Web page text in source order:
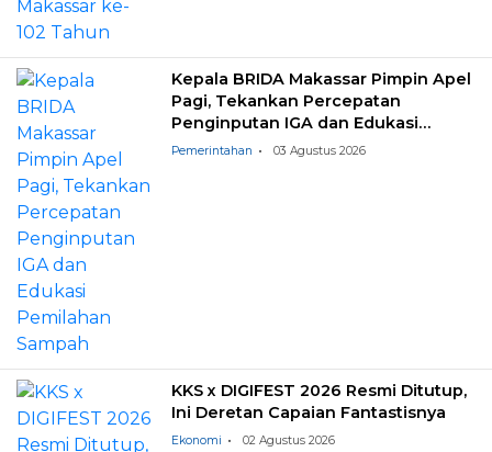
Kepala BRIDA Makassar Pimpin Apel
Pagi, Tekankan Percepatan
Penginputan IGA dan Edukasi
Pemilahan Sampah
Pemerintahan 03 Agustus 2026
KKS x DIGIFEST 2026 Resmi Ditutup,
Ini Deretan Capaian Fantastisnya
Ekonomi 02 Agustus 2026